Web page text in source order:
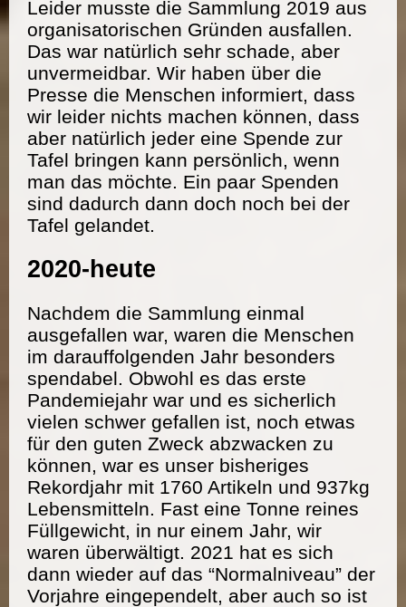
Leider musste die Sammlung 2019 aus
organisatorischen Gründen ausfallen.
Das war natürlich sehr schade, aber
unvermeidbar. Wir haben über die
Presse die Menschen informiert, dass
wir leider nichts machen können, dass
aber natürlich jeder eine Spende zur
Tafel bringen kann persönlich, wenn
man das möchte. Ein paar Spenden
sind dadurch dann doch noch bei der
Tafel gelandet.
2020-heute
Nachdem die Sammlung einmal
ausgefallen war, waren die Menschen
im darauffolgenden Jahr besonders
spendabel. Obwohl es das erste
Pandemiejahr war und es sicherlich
vielen schwer gefallen ist, noch etwas
für den guten Zweck abzwacken zu
können, war es unser bisheriges
Rekordjahr mit 1760 Artikeln und 937kg
Lebensmitteln. Fast eine Tonne reines
Füllgewicht, in nur einem Jahr, wir
waren überwältigt. 2021 hat es sich
dann wieder auf das “Normalniveau” der
Vorjahre eingependelt, aber auch so ist